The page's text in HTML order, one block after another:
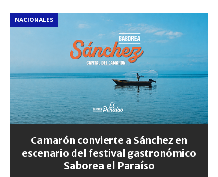
NACIONALES
Camarón convierte a Sánchez en
escenario del festival gastronómico
Saborea el Paraíso